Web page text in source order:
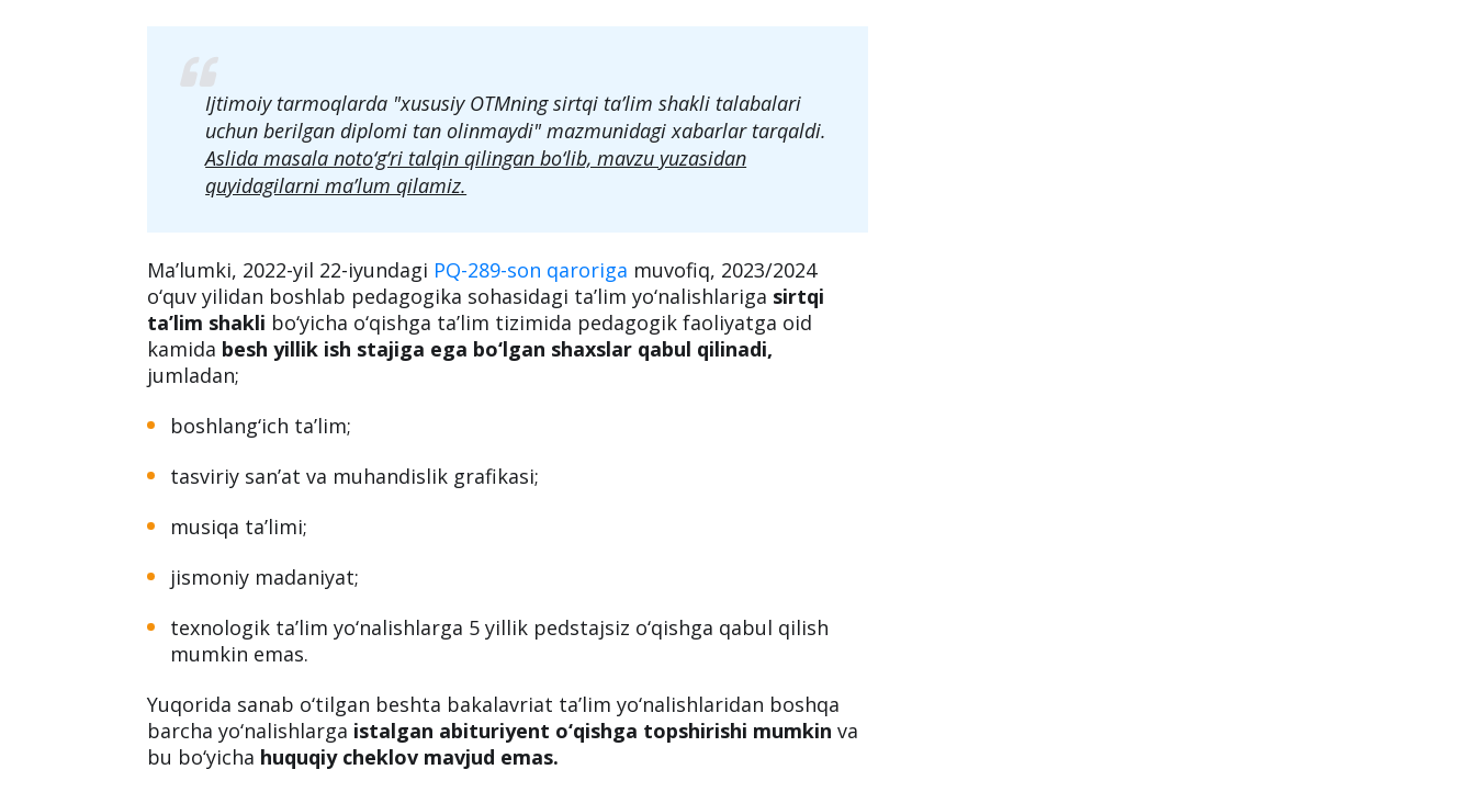
Ijtimoiy tarmoqlarda "xususiy OTMning sirtqi ta’lim shakli talabalari
uchun berilgan diplomi tan olinmaydi" mazmunidagi xabarlar tarqaldi.
Aslida masala noto‘g‘ri talqin qilingan bo‘lib, mavzu yuzasidan
quyidagilarni ma’lum qilamiz.
Ma’lumki, 2022-yil 22-iyundagi PQ-289-son qaroriga muvofiq, 2023/2024
o‘quv yilidan boshlab pedagogika sohasidagi ta’lim yo‘nalishlariga sirtqi
ta’lim shakli bo‘yicha o‘qishga ta’lim tizimida pedagogik faoliyatga oid
kamida besh yillik ish stajiga ega bo‘lgan shaxslar qabul qilinadi,
jumladan;
boshlang‘ich ta’lim;
tasviriy san’at va muhandislik grafikasi;
musiqa ta’limi;
jismoniy madaniyat;
texnologik ta’lim yo‘nalishlarga 5 yillik pedstajsiz o‘qishga qabul qilish
mumkin emas.
Yuqorida sanab o‘tilgan beshta bakalavriat ta’lim yo‘nalishlaridan boshqa
barcha yo‘nalishlarga istalgan abituriyent o‘qishga topshirishi mumkinva
bu bo‘yicha huquqiy cheklov mavjud emas.